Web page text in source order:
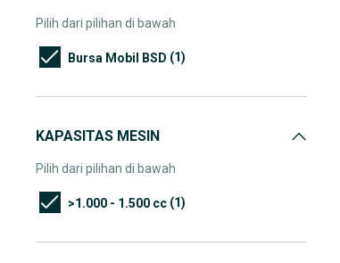
Pilih dari pilihan di bawah
Bursa Mobil BSD (1)
KAPASITAS MESIN
Pilih dari pilihan di bawah
>1.000 - 1.500 cc (1)